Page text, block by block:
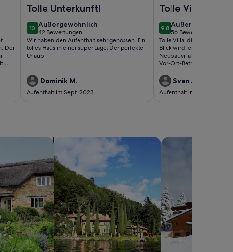
Der
Tolle Unterkunft!
1010 von 10
Außergewöhnlich
außergewöhnlich
42 Bewertungen
(42
bewertungen)
Wir haben den Aufenthalt sehr genossen. Ein
tolles Haus in einer super Lage. Der perfekte
Urlaub
Dominik M.
Aufenthalt im Sept. 2023
Tolle Villa
9,89,8 von 10
Außergewöhnlich
außergewöhnlich
56 Bewertungen
(56
bewertungen)
Tolle Villa, die keine
Blick wird leider durch
Neubauvilla etwas
Vor-Ort-Betreuung.
Sven J.
Aufenthalt im Juli 2022
Suche nach Villen Suche nach Chalets